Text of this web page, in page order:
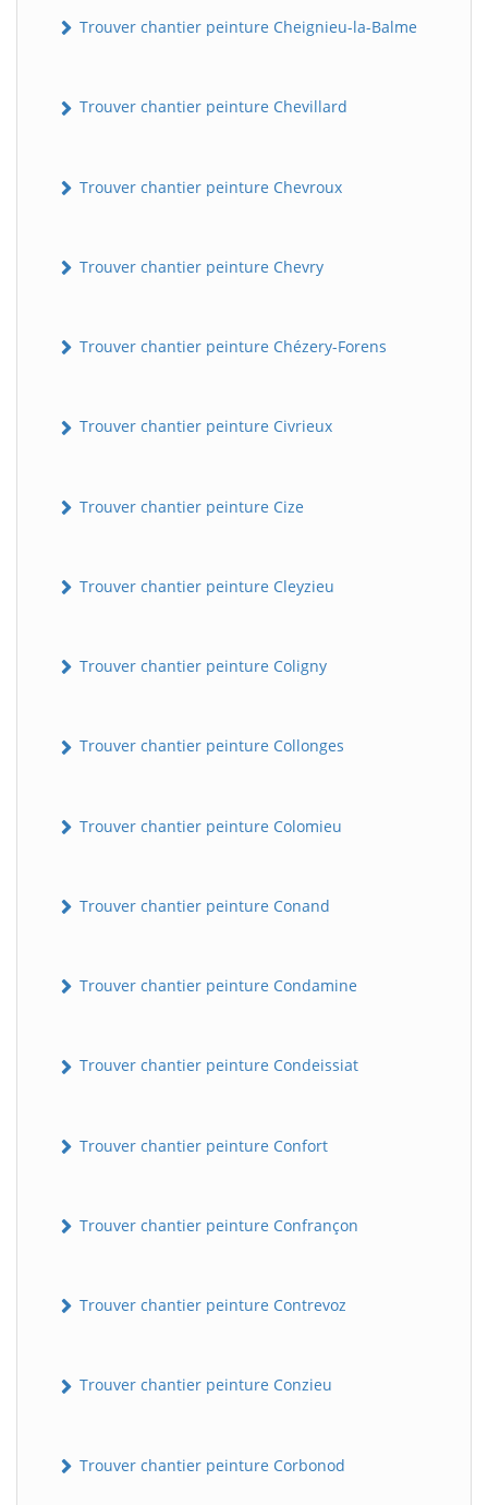
Trouver chantier peinture Cheignieu-la-Balme
Trouver chantier peinture Chevillard
Trouver chantier peinture Chevroux
Trouver chantier peinture Chevry
Trouver chantier peinture Chézery-Forens
Trouver chantier peinture Civrieux
Trouver chantier peinture Cize
Trouver chantier peinture Cleyzieu
Trouver chantier peinture Coligny
Trouver chantier peinture Collonges
Trouver chantier peinture Colomieu
Trouver chantier peinture Conand
Trouver chantier peinture Condamine
Trouver chantier peinture Condeissiat
Trouver chantier peinture Confort
Trouver chantier peinture Confrançon
Trouver chantier peinture Contrevoz
Trouver chantier peinture Conzieu
Trouver chantier peinture Corbonod
Assistant en ligne